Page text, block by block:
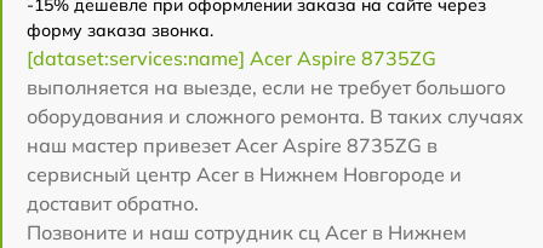
-15% дешевле при оформлении заказа на сайте через
форму заказа звонка.
[dataset:services:name] Acer Aspire 8735ZG
выполняется на выезде, если не требует большого
оборудования и сложного ремонта. В таких случаях
наш мастер привезет Acer Aspire 8735ZG в
сервисный центр Acer в Нижнем Новгороде и
доставит обратно.
Позвоните и наш сотрудник сц Acer в Нижнем